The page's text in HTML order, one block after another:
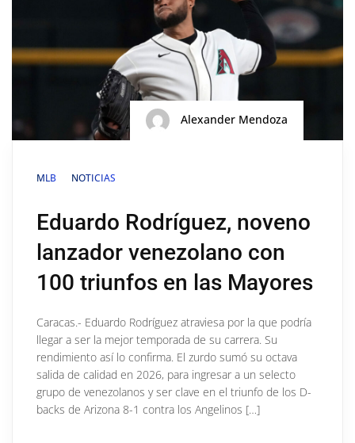
Alexander Mendoza
MLB NOTICIAS
Eduardo Rodríguez, noveno
lanzador venezolano con
100 triunfos en las Mayores
Caracas.- Eduardo Rodríguez atraviesa por la que podría
llegar a ser la mejor temporada de su carrera. Su
rendimiento así lo confirma. El zurdo sumó su octava
salida de calidad en 2026, para ingresar a un selecto
grupo de venezolanos y ser clave en el triunfo de los D-
backs de Arizona 8-1 contra los Angelinos […]